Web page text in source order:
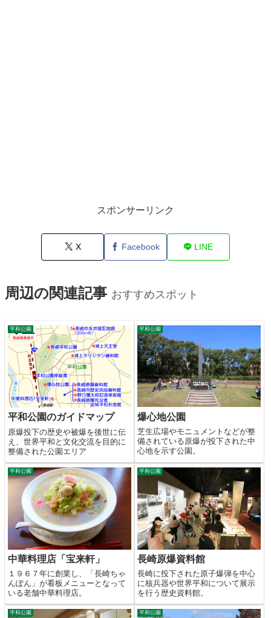
スポンサーリンク
X Facebook LINE
周辺の関連記事 おすすめスポット
平和公園
平和公園のガイドマップ
原爆投下の歴史や被爆を後世に伝
え、世界平和と文化交流を目的に
整備された公園エリア
平和公園
爆心地公園
芝生広場やモニュメントなどが整
備されている原爆が投下された中
心地を示す公園。
平和公園
中華料理店「宝来軒」
１９６７年に創業し、「長崎ちゃ
んぽん」が看板メニューとなって
いる老舗中華料理店。
平和公園
長崎原爆資料館
長崎に投下された原子爆弾を中心
に核兵器や世界平和について展示
を行う歴史資料館。
平和公園 平和公園